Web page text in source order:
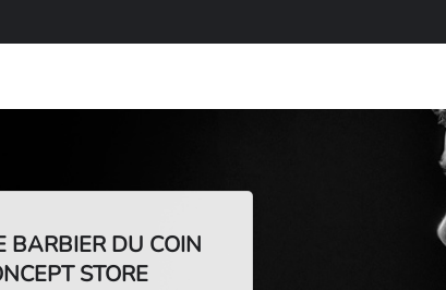
BARBIER DU COIN
STORE